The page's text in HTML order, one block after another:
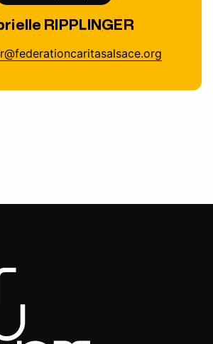
RIPPLINGER